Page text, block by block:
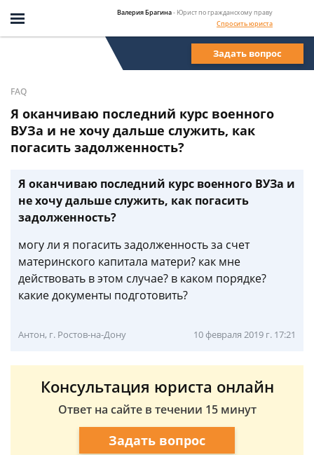
Валерия Брагина- Юрист по гражданскому праву
Спросить юриста
Задать вопрос
FAQ
Я оканчиваю последний курс военного
ВУЗа и не хочу дальше служить, как
погасить задолженность?
Я оканчиваю последний курс военного ВУЗа и
не хочу дальше служить, как погасить
задолженность?
могу ли я погасить задолженность за счет
материнского капитала матери? как мне
действовать в этом случае? в каком порядке?
какие документы подготовить?
Антон, г. Ростов-на-Дону 10 февраля 2019 г. 17:21
Консультация юриста онлайн
Ответ на сайте в течении 15 минут
Задать вопрос